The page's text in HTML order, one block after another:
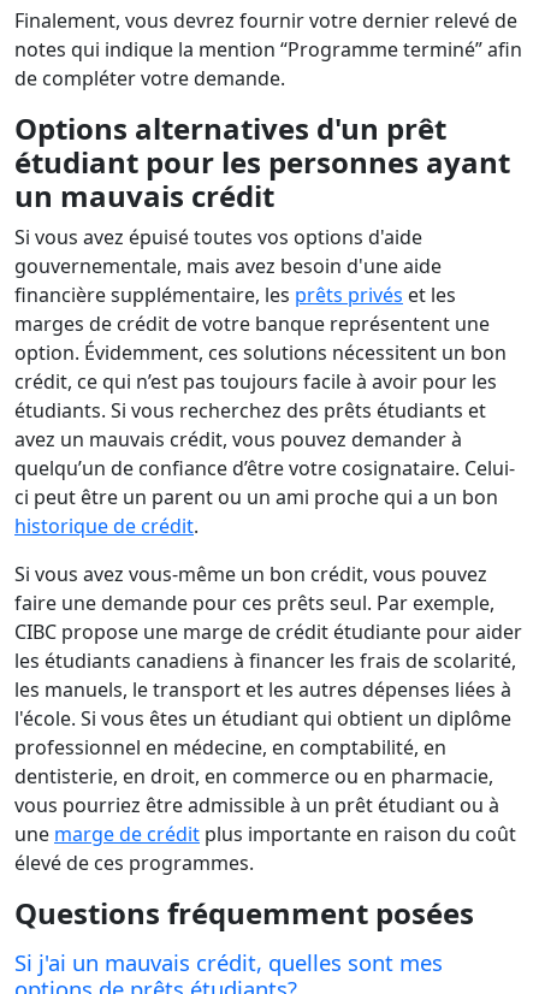
Finalement, vous devrez fournir votre dernier relevé de
notes qui indique la mention “Programme terminé” afin
de compléter votre demande.
Options alternatives d'un prêt
étudiant pour les personnes ayant
un mauvais crédit
Si vous avez épuisé toutes vos options d'aide
gouvernementale, mais avez besoin d'une aide
financière supplémentaire, les prêts privés et les
marges de crédit de votre banque représentent une
option. Évidemment, ces solutions nécessitent un bon
crédit, ce qui n’est pas toujours facile à avoir pour les
étudiants. Si vous recherchez des prêts étudiants et
avez un mauvais crédit, vous pouvez demander à
quelqu’un de confiance d’être votre cosignataire. Celui-
ci peut être un parent ou un ami proche qui a un bon
historique de crédit.
Si vous avez vous-même un bon crédit, vous pouvez
faire une demande pour ces prêts seul. Par exemple,
CIBC propose une marge de crédit étudiante pour aider
les étudiants canadiens à financer les frais de scolarité,
les manuels, le transport et les autres dépenses liées à
l'école. Si vous êtes un étudiant qui obtient un diplôme
professionnel en médecine, en comptabilité, en
dentisterie, en droit, en commerce ou en pharmacie,
vous pourriez être admissible à un prêt étudiant ou à
une marge de crédit plus importante en raison du coût
élevé de ces programmes.
Questions fréquemment posées
Si j'ai un mauvais crédit, quelles sont mes